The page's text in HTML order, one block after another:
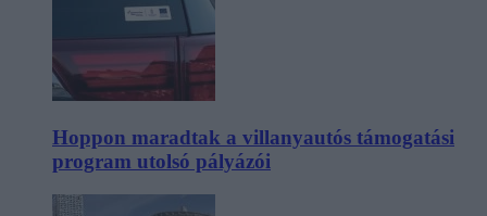
Hoppon maradtak a villanyautós támogatási
program utolsó pályázói